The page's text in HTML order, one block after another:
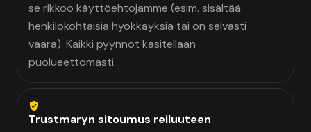
se rikkoo käyttöehtojamme (esim. sisältää
henkilökohtaisia hyökkäyksiä tai on selvästi
väärä). Kaikki pyynnöt käsitellään
puolueettomasti.
Trustmaryn sitoumus reiluuteen